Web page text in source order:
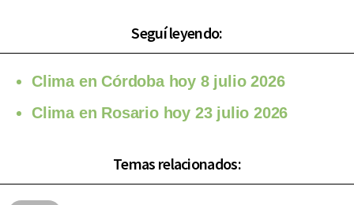
Seguí leyendo:
Clima en Córdoba hoy 8 julio 2026
Clima en Rosario hoy 23 julio 2026
Temas relacionados: